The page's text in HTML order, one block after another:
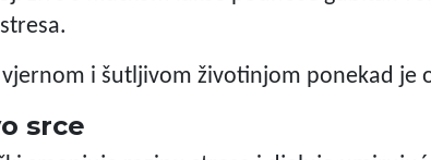
vjernom i šutljivom životinjom ponekad je
srce